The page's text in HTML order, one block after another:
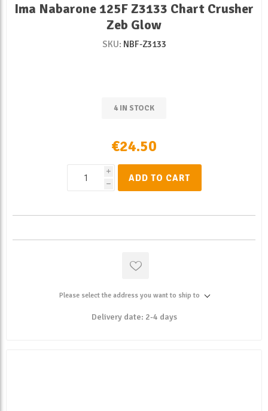
Ima Nabarone 125F Z3133 Chart Crusher
Zeb Glow
SKU: NBF-Z3133
4 IN STOCK
€24.50
i
h
ADD TO CART
Please select the address you want to ship to
Delivery date: 2-4 days